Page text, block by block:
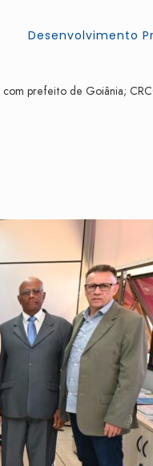
Desenvolvimento
prefeito de Goiânia;